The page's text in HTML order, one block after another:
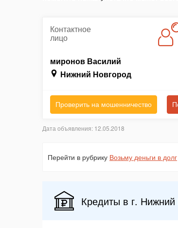
Контактное
лицо
миронов Василий
Нижний Новгород
Проверить на мошенничество
Дата объявления: 12.05.2018
Перейти в рубрику Возьму деньги в долг
Кредиты в г. Нижний